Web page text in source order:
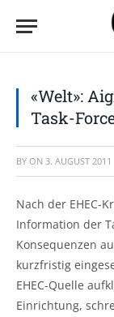
«Welt»:
Task-
BY ON 3. AUGUST 2011
Nach der EHEC-
Information der
Konsequenzen
kurzfristig
EHEC-Quelle
Einrichtung,